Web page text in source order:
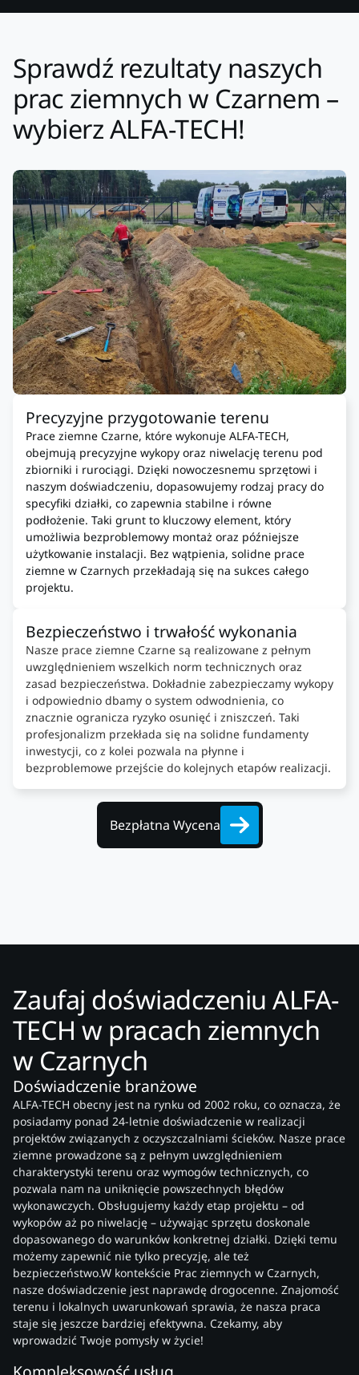
Sprawdź rezultaty naszych
prac ziemnych w Czarnem –
wybierz ALFA-TECH!
Precyzyjne przygotowanie terenu
Prace ziemne Czarne, które wykonuje ALFA-TECH,
obejmują precyzyjne wykopy oraz niwelację terenu pod
zbiorniki i rurociągi. Dzięki nowoczesnemu sprzętowi i
naszym doświadczeniu, dopasowujemy rodzaj pracy do
specyfiki działki, co zapewnia stabilne i równe
podłożenie. Taki grunt to kluczowy element, który
umożliwia bezproblemowy montaż oraz późniejsze
użytkowanie instalacji. Bez wątpienia, solidne prace
ziemne w Czarnych przekładają się na sukces całego
projektu.
Bezpieczeństwo i trwałość wykonania
Nasze prace ziemne Czarne są realizowane z pełnym
uwzględnieniem wszelkich norm technicznych oraz
zasad bezpieczeństwa. Dokładnie zabezpieczamy wykopy
i odpowiednio dbamy o system odwodnienia, co
znacznie ogranicza ryzyko osunięć i zniszczeń. Taki
profesjonalizm przekłada się na solidne fundamenty
inwestycji, co z kolei pozwala na płynne i
bezproblemowe przejście do kolejnych etapów realizacji.
Bezpłatna Wycena
Zaufaj doświadczeniu ALFA-
TECH w pracach ziemnych
w Czarnych
Doświadczenie branżowe
ALFA-TECH obecny jest na rynku od 2002 roku, co oznacza, że
posiadamy ponad 24-letnie doświadczenie w realizacji
projektów związanych z oczyszczalniami ścieków. Nasze prace
ziemne prowadzone są z pełnym uwzględnieniem
charakterystyki terenu oraz wymogów technicznych, co
pozwala nam na uniknięcie powszechnych błędów
wykonawczych. Obsługujemy każdy etap projektu – od
wykopów aż po niwelację – używając sprzętu doskonale
dopasowanego do warunków konkretnej działki. Dzięki temu
możemy zapewnić nie tylko precyzję, ale też
bezpieczeństwo.W kontekście Prac ziemnych w Czarnych,
nasze doświadczenie jest naprawdę drogocenne. Znajomość
terenu i lokalnych uwarunkowań sprawia, że nasza praca
staje się jeszcze bardziej efektywna. Czekamy, aby
wprowadzić Twoje pomysły w życie!